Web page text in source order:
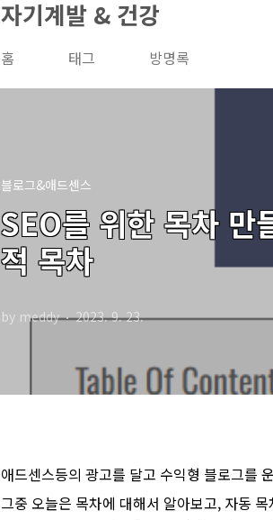
자기계발 & 건강
홈 태그 방명록
블로그&애드센스
SEO를 위한 목차 만
적 목차
by meddy 2023. 9. 23.
애드센스등의 광고를 달고 수익형 블로그를
그중 오늘은 목차에 대해서 알아보고, 자동